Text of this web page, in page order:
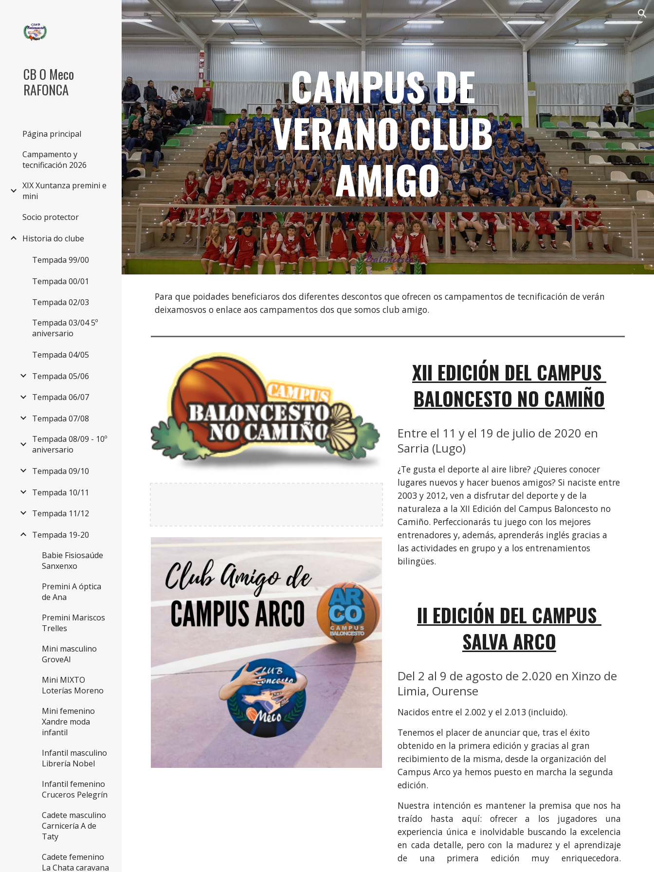
Skip to main content Skip to navigation
CB O Meco
RAFONCA
Página principal
Campamento y
tecnificación 2026
XIX Xuntanza premini e
mini
Socio protector
Historia do clube
Tempada 99/00
Tempada 00/01
Tempada 02/03
Tempada 03/04 5º
aniversario
Tempada 04/05
Tempada 05/06
Tempada 06/07
Tempada 07/08
Tempada 08/09 - 10º
aniversario
Tempada 09/10
Tempada 10/11
Tempada 11/12
Tempada 19-20
Babie Fisiosaúde
Sanxenxo
Premini A óptica
de Ana
Premini Mariscos
Trelles
Mini masculino
GroveAl
Mini MIXTO
Loterías Moreno
Mini femenino
Xandre moda
infantil
Infantil masculino
Librería Nobel
Infantil femenino
Cruceros Pelegrín
Cadete masculino
Carnicería A de
Taty
Cadete femenino
La Chata caravana
CAMPUS DE
VERANO CLUB
AMIGO
Para que poidades beneficiaros dos diferentes descontos que ofrecen os campamentos de tecnificación de verán
deixamosvos o enlace aos campamentos dos que somos club amigo.
XII EDICIÓN DEL CAMPUS
BALONCESTO NO CAMIÑO
Entre el 11 y el 19 de julio de 2020 en
Sarria (Lugo)
¿Te gusta el deporte al aire libre? ¿Quieres conocer
lugares nuevos y hacer buenos amigos? Si naciste entre
2003 y 2012, ven a disfrutar del deporte y de la
naturaleza a la XII Edición del Campus Baloncesto no
Camiño. Perfeccionarás tu juego con los mejores
entrenadores y, además, aprenderás inglés gracias a
las actividades en grupo y a los entrenamientos
bilingües.
II EDICIÓN DEL CAMPUS
SALVA ARCO
Del 2 al 9 de agosto de 2.020 en Xinzo de
Limia, Ourense
Nacidos entre el 2.002 y el 2.013 (incluido).
Tenemos el placer de anunciar que, tras el éxito
obtenido en la primera edición y gracias al gran
recibimiento de la misma, desde la organización del
Campus Arco ya hemos puesto en marcha la segunda
edición.
Nuestra intención es mantener la premisa que nos ha
traído hasta aquí: ofrecer a los jugadores una
experiencia única e inolvidable buscando la excelencia
en cada detalle, pero con la madurez y el aprendizaje
de una primera edición muy enriquecedora.